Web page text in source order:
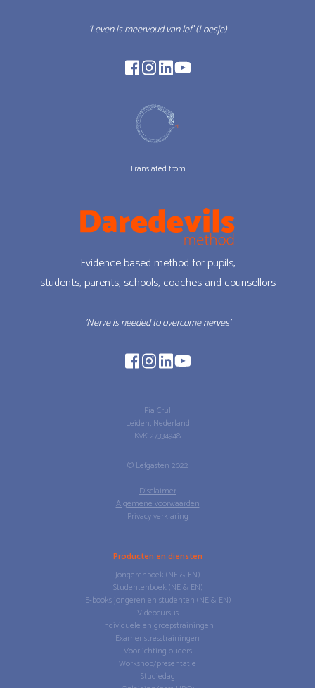
‘Leven is meervoud van lef’ (Loesje)
Translated from
Evidence based method for pupils,
students, parents, schools, coaches and counsellors
'Nerve is needed to overcome nerves’
Pia Crul
Leiden, Nederland
KvK 27334948
© Lefgasten 2022
Disclaimer
Algemene voorwaarden
Privacy verklaring
Producten en diensten
Jongerenboek (NE & EN)
Studentenboek (NE & EN)
E-books jongeren en studenten (NE & EN)
Videocursus
Individuele en groepstrainingen
Examenstresstrainingen
Voorlichting ouders
Workshop/presentatie
Studiedag